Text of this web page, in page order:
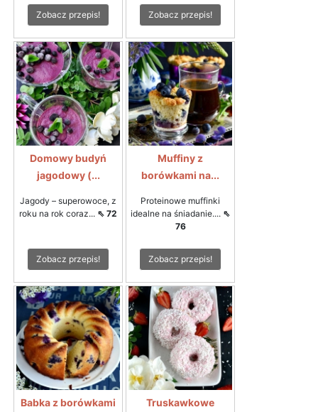
Zobacz przepis! Zobacz przepis!
Domowy budyń
jagodowy (...
Jagody – superowoce, z
roku na rok coraz... ⇖ 72
Zobacz przepis!
Muffiny z
borówkami na...
Proteinowe muffinki
idealne na śniadanie.... ⇖
76
Zobacz przepis!
Babka z borówkami Truskawkowe